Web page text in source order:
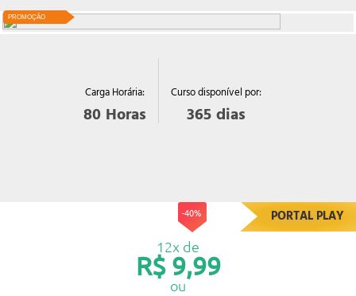
PROMOÇÃO
Carga Horária:
80 Horas
Curso disponível por:
365 dias
-40% PORTAL PLAY
12x de
R$ 9,99
ou